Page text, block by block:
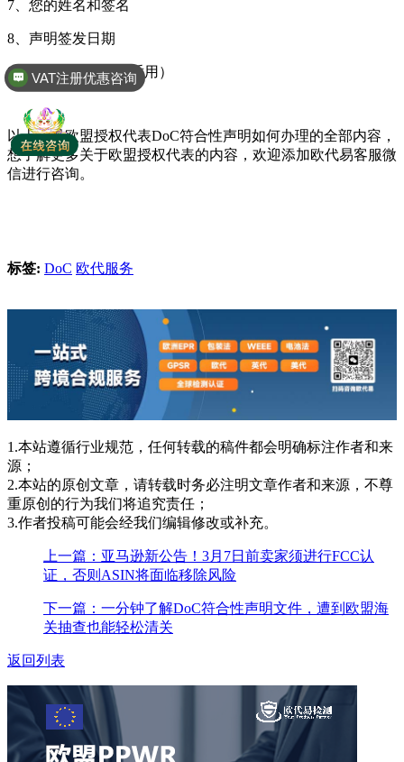
7、您的姓名和签名
8、声明签发日期
9、补充信息（如果适用）
以上就是欧盟授权代表DoC符合性声明如何办理的全部内容，
想了解更多关于欧盟授权代表的内容，欢迎添加欧代易客服微
信进行咨询。
标签: DoC 欧代服务
1.本站遵循行业规范，任何转载的稿件都会明确标注作者和来
源；
2.本站的原创文章，请转载时务必注明文章作者和来源，不尊
重原创的行为我们将追究责任；
3.作者投稿可能会经我们编辑修改或补充。
上一篇：亚马逊新公告！3月7日前卖家须进行FCC认
证，否则ASIN将面临移除风险
下一篇：一分钟了解DoC符合性声明文件，遭到欧盟海
关抽查也能轻松清关
返回列表
VAT注册优惠咨询